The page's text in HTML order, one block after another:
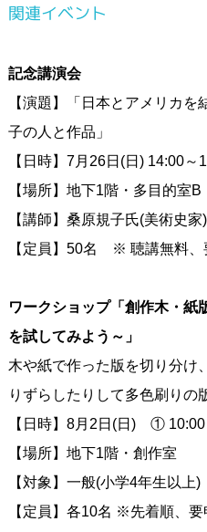
関連イベント
記念講演会
【演題】「日本とアメリカ
子の人と作品」
【日時】7月26日(日) 14:00
【場所】地下1階・多目的室B
【講師】桑原規子氏(美術史家)
【定員】50名 ※ 聴講無料、
ワークショップ「創作木・紙
を試してみよう～」
木や紙で作った版を切り分け
りずらしたりして多色刷りの
【日時】8月2日(日) ①
【場所】地下1階・創作室
【対象】一般(小学4年生以上)
【定員】各10名 ※先着順、要